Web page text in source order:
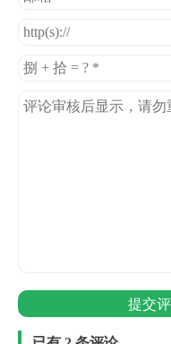
提交评